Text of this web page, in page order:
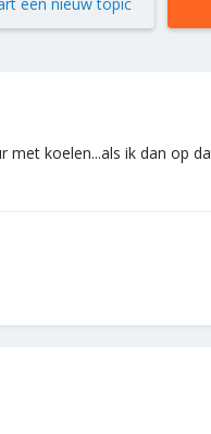
koelen...als ik dan op